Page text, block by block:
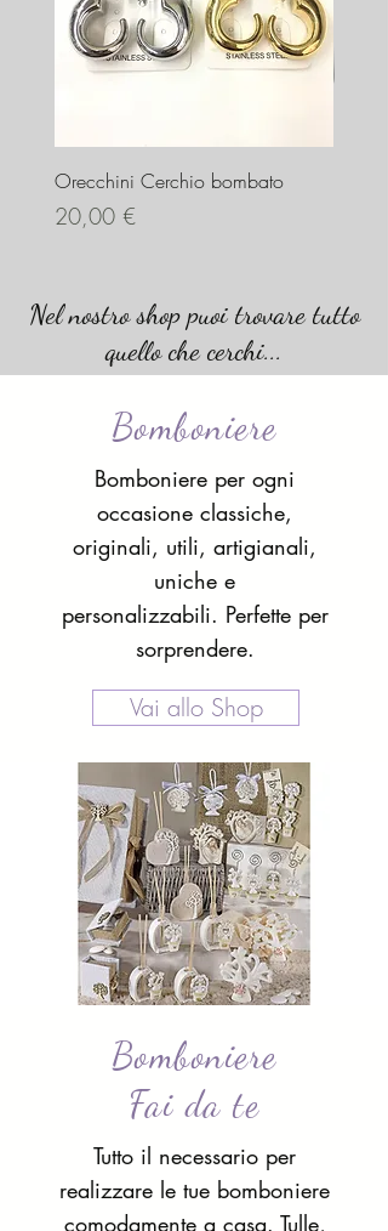
Orecchini Cerchio bombato
Prezzo
20,00 €
Nel nostro shop puoi trovare tutto
quello che cerchi...
Bomboniere
Bomboniere per ogni
occasione classiche,
originali, utili, artigianali,
uniche e
personalizzabili. Perfette per
sorprendere.
Vai allo Shop
Bomboniere
Fai da te
Tutto il necessario per
realizzare le tue bomboniere
comodamente a casa. Tulle,